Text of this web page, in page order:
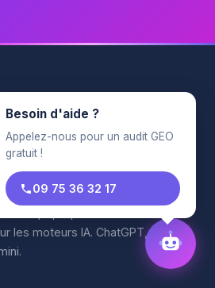
qui propulse votre entreprise
les moteurs IA. ChatGPT,
Besoin d'aide ?
Appelez-nous pour un audit GEO
gratuit !
09 75 36 32 17